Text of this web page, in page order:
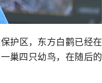
护区，东方白鹳已经在
巢四只幼鸟，在随后的